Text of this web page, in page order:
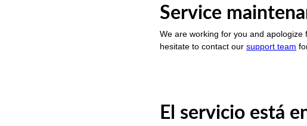
Service
We are working for you and
hesitate to contact oursupport team
El servicio está